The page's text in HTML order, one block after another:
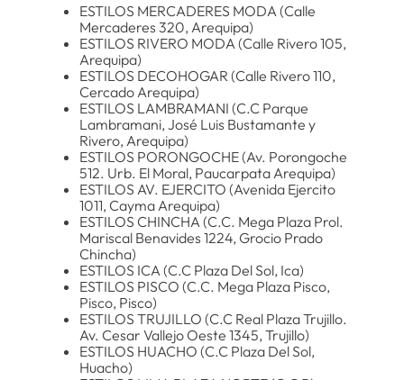
ESTILOS MERCADERES MODA (Calle
Mercaderes 320, Arequipa)
ESTILOS RIVERO MODA (Calle Rivero 105,
Arequipa)
ESTILOS DECOHOGAR (Calle Rivero 110,
Cercado Arequipa)
ESTILOS LAMBRAMANI (C.C Parque
Lambramani, José Luis Bustamante y
Rivero, Arequipa)
ESTILOS PORONGOCHE (Av. Porongoche
512. Urb. El Moral, Paucarpata Arequipa)
ESTILOS AV. EJERCITO (Avenida Ejercito
1011, Cayma Arequipa)
ESTILOS CHINCHA (C.C. Mega Plaza Prol.
Mariscal Benavides 1224, Grocio Prado
Chincha)
ESTILOS ICA (C.C Plaza Del Sol, Ica)
ESTILOS PISCO (C.C. Mega Plaza Pisco,
Pisco, Pisco)
ESTILOS TRUJILLO (C.C Real Plaza Trujillo.
Av. Cesar Vallejo Oeste 1345, Trujillo)
ESTILOS HUACHO (C.C Plaza Del Sol,
Huacho)